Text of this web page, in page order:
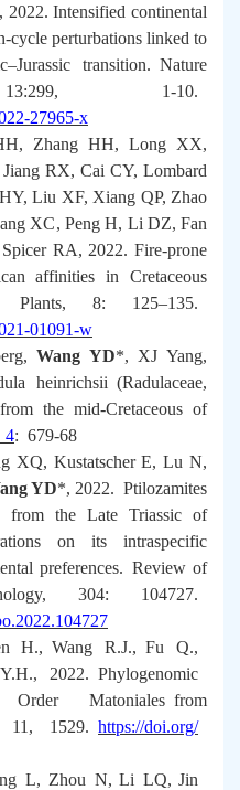
Intensified continental
cycle perturbations linked to
transition. Nature
1-10.
27965-x
Zhang HH, Long XX,
RX, Cai CY, Lombard
Liu XF, Xiang QP, Zhao
XC , Peng H, Li DZ, Fan
RA, 2022. Fire-prone
affinities in Cretaceous
Plants, 8: 125–135.
01091-w
Wang YD*, XJ Yang,
heinrichsii (Radulaceae,
the mid-Cretaceous of
4: 679-68
XQ, Kustatscher E, Lu N,
YD*, 2022. Ptilozamites
from the Late Triassic of
on its intraspecific
preferences. Review of
, 304: 104727.
H., Wang R.J., Fu Q.,
2022. Phylogenomic
Order Matoniales from
11, 1529.https://doi.org/
L, Zhou N, Li LQ, Jin